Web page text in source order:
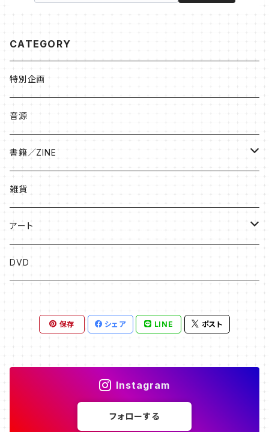
CATEGORY
特別企画
音源
書籍／ZINE
絵本
ソングブック
漫画
雑貨
アート
版画
フライヤー原画
DVD
保存 シェア LINE ポスト
Instagram
フォローする